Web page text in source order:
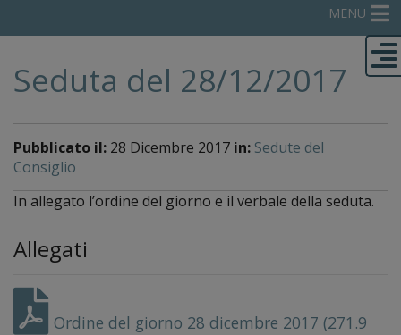
MENU
Seduta del 28/12/2017
Pubblicato il: 28 Dicembre 2017 in: Sedute del
Consiglio
In allegato l’ordine del giorno e il verbale della seduta.
Allegati
Ordine del giorno 28 dicembre 2017 (271.9